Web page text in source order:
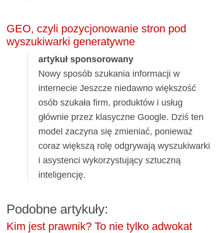
GEO, czyli pozycjonowanie stron pod
wyszukiwarki generatywne
artykuł sponsorowany
Nowy sposób szukania informacji w
internecie Jeszcze niedawno większość
osób szukała firm, produktów i usług
głównie przez klasyczne Google. Dziś ten
model zaczyna się zmieniać, ponieważ
coraz większą rolę odgrywają wyszukiwarki
i asystenci wykorzystujący sztuczną
inteligencję.
Podobne artykuły:
Kim jest prawnik? To nie tylko adwokat